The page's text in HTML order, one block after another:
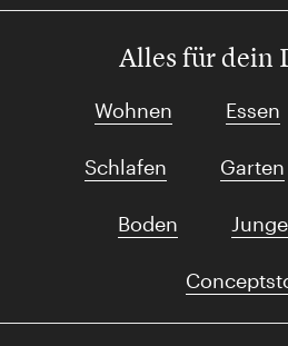
Alles für dein
Wohnen Essen
Schlafen Garten
Boden